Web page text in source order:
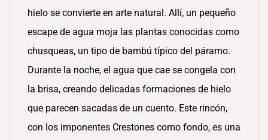
hielo se convierte en arte natural. Allí, un pequeño
escape de agua moja las plantas conocidas como
chusqueas, un tipo de bambú típico del páramo.
Durante la noche, el agua que cae se congela con
la brisa, creando delicadas formaciones de hielo
que parecen sacadas de un cuento. Este rincón,
con los imponentes Crestones como fondo, es una